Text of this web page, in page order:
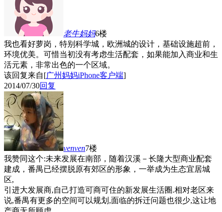
老牛妈妈6楼
我也看好萝岗，特别科学城，欧洲城的设计，基础设施超前，
环境优美。可惜当初没有考虑生活配套，如果能加入商业和生
活元素，非常出色的一个区域。
该回复来自[广州妈妈iPhone客户端]
2014/07/30回复
venven7楼
我赞同这个:未来发展在南部，随着汉溪－长隆大型商业配套
建成，番禺已经摆脱原有郊区的形象，一举成为生态宜居城
区,
引进大发展商,自己打造可商可住的新发展生活圈.相对老区来
说,番禺有更多的空间可以规划,面临的拆迁问题也很少,这让地